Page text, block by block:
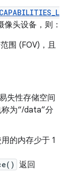
头设备，则：
围 (FOV)，且
失性存储空间
为“/data”分
的内存少于 1
返回